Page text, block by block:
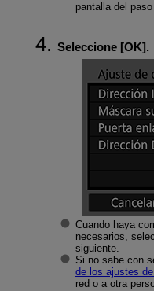
pantalla del
Seleccione [OK].
Cuando haya
necesarios,
siguiente.
Si no sabe con
de los ajustes
red o a otra